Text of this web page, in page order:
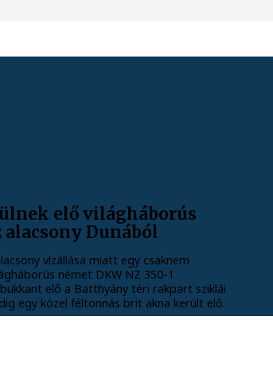
elő világháborús
alacsony Dunából
vízállása miatt egy csaknem
német DKW NZ 350-1
elő a Batthyány téri rakpart sziklái
egy közel féltonnás brit akna került elő.